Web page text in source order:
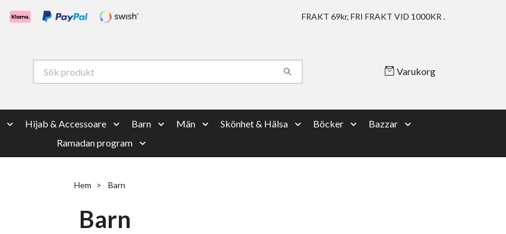
FRAKT 69kr, FRI FRAKT VID 1000KR .
Varukorg
Hijab & Accessoare Barn Män Skönhet & Hälsa Böcker
Bazzar
Ramadan program
Hem Barn
Barn